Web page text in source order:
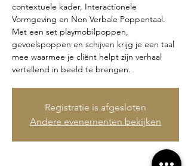
contextuele kader, Interactionele
Vormgeving en Non Verbale Poppentaal.
Met een set playmobilpoppen,
gevoelspoppen en schijven krijg je een taal
mee waarmee je cliënt helpt zijn verhaal
vertellend in beeld te brengen.
Registratie is afgesloten
Andere evenementen bekijken